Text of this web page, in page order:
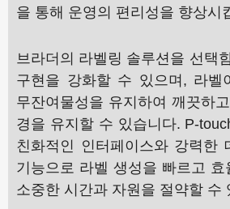
을 통해 운영의 편리성을 향상시
브라더의 라벨링 솔루션을 선택
구현을 강화할 수 있으며, 라벨
무잔여물성을 유지하여 깨끗하
경을 유지할 수 있습니다. P-
친화적인 인터페이스와 강력한
기능으로 라벨 생성을 빠르고 효
소중한 시간과 자원을 절약할 수